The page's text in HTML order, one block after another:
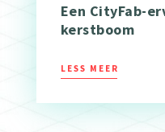
Een CityFab-
kerstboom
LESS MEER